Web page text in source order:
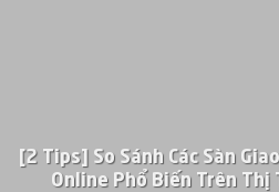
[2 Tips] So Sánh Các Sàn
Online Phổ Biến Trên Thị